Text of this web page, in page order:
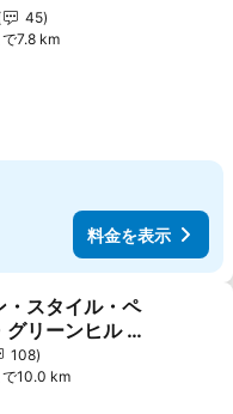
45
7.8 km
料金を表示
入りに追加
・スタイル・ペ
グリーンヒル ＜
108
10.0 km